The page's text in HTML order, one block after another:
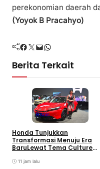
perekonomian daerah
(Yoyok B Pracahyo)
Facebook Twitter Mail WhatsApp
Berita Terkait
Bisnis
Honda Tunjukkan
Transformasi Menuju Era
BaruLewat Tema Culture
11 jam lalu